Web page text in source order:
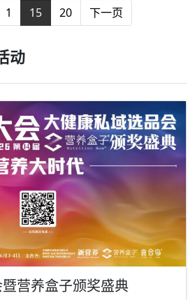
1 15 20 下一页
动
营养盒子颁奖盛典